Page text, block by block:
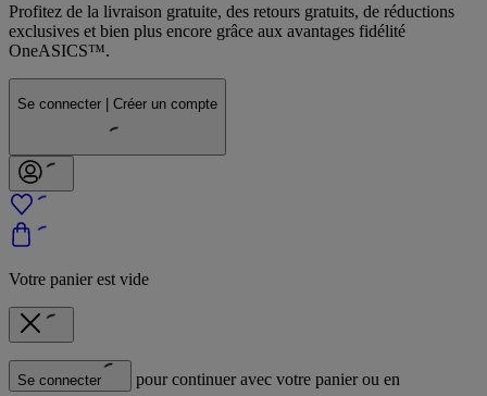
Profitez de la livraison gratuite, des retours gratuits, de réductions
exclusives et bien plus encore grâce aux avantages fidélité
OneASICS™.
Se connecter | Créer un compte
Votre panier est vide
Se connecter
pour continuer avec votre panier ou en